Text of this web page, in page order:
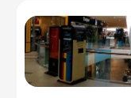
Очистка воды
Сладости